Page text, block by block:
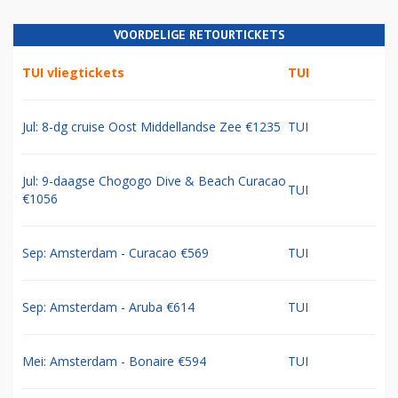
VOORDELIGE RETOURTICKETS
TUI vliegtickets TUI
Jul: 8-dg cruise Oost Middellandse Zee €1235 TUI
Jul: 9-daagse Chogogo Dive & Beach Curacao
€1056
TUI
Sep: Amsterdam - Curacao €569 TUI
Sep: Amsterdam - Aruba €614 TUI
Mei: Amsterdam - Bonaire €594 TUI